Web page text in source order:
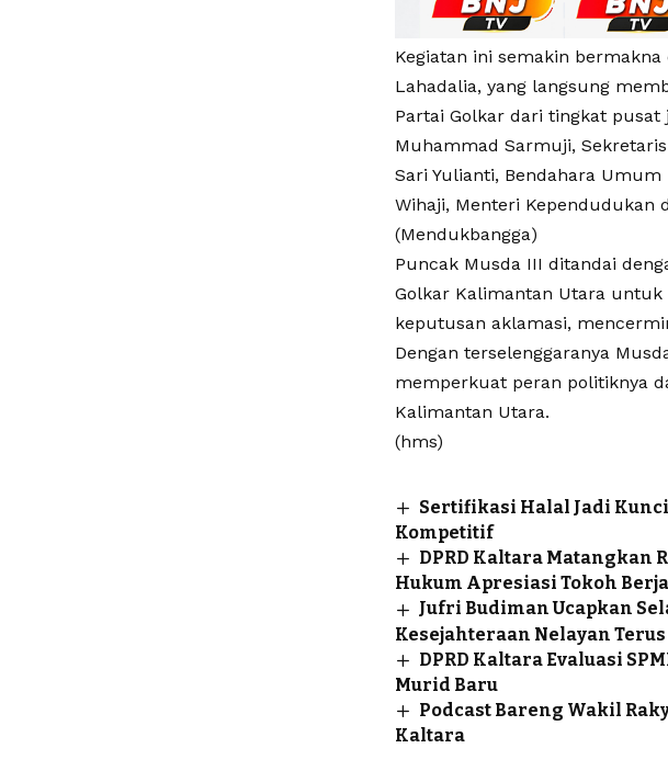
Kegiatan ini semakin
Lahadalia, yang langsung
Partai Golkar dari tingkat pusat
Muhammad Sarmuji, Sekretaris
Sari Yulianti, Bendahara Umum
Wihaji, Menteri Kependudukan
(Mendukbangga)
Puncak Musda III ditandai
Golkar Kalimantan Utara
keputusan aklamasi,
Dengan terselenggaranya
memperkuat peran politiknya
Kalimantan Utara.
(hms)
Sertifikasi Halal Jadi Kunci
Kompetitif
DPRD Kaltara Matangkan
Hukum Apresiasi Tokoh
Jufri Budiman Ucapkan
Kesejahteraan Nelayan
DPRD Kaltara Evaluasi
Murid Baru
Podcast Bareng Wakil
Kaltara